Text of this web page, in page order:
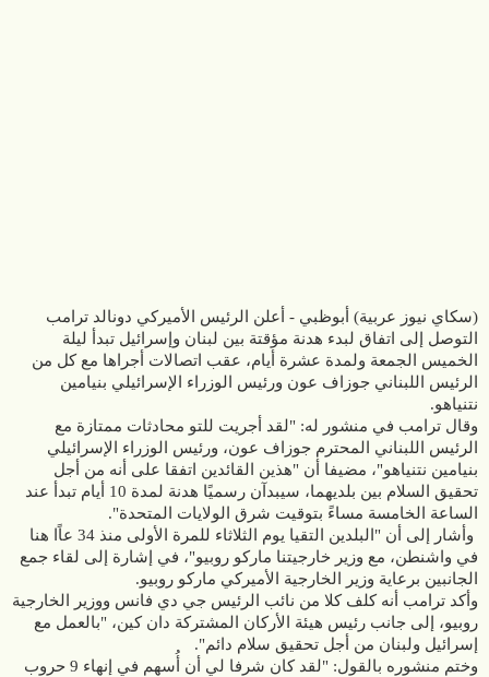
(سكاي نيوز عربية) أبوظبي - أعلن الرئيس الأميركي دونالد ترامب
التوصل إلى اتفاق لبدء هدنة مؤقتة بين لبنان وإسرائيل تبدأ ليلة
الخميس الجمعة ولمدة عشرة أيام، عقب اتصالات أجراها مع كل من
الرئيس اللبناني جوزاف عون ورئيس الوزراء الإسرائيلي بنيامين
نتنياهو.
وقال ترامب في منشور له: "لقد أجريت للتو محادثات ممتازة مع
الرئيس اللبناني المحترم جوزاف عون، ورئيس الوزراء الإسرائيلي
بنيامين نتنياهو"، مضيفا أن "هذين القائدين اتفقا على أنه من أجل
تحقيق السلام بين بلديهما، سيبدآن رسميًا هدنة لمدة 10 أيام تبدأ عند
الساعة الخامسة مساءً بتوقيت شرق الولايات المتحدة".
وأشار إلى أن "البلدين التقيا يوم الثلاثاء للمرة الأولى منذ 34 عاًا هنا
في واشنطن، مع وزير خارجيتنا ماركو روبيو"، في إشارة إلى لقاء جمع
الجانبين برعاية وزير الخارجية الأميركي ماركو روبيو.
وأكد ترامب أنه كلف كلا من نائب الرئيس جي دي فانس ووزير الخارجية
روبيو، إلى جانب رئيس هيئة الأركان المشتركة دان كين، "بالعمل مع
إسرائيل ولبنان من أجل تحقيق سلام دائم".
وختم منشوره بالقول: "لقد كان شرفا لي أن أُسهم في إنهاء 9 حروب